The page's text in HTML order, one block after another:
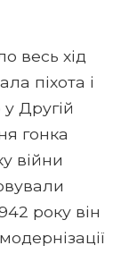
весь хід
піхота і
Другій
гонка
війни
року він